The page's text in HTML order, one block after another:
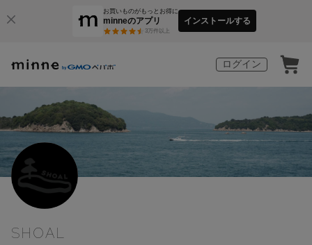
お買いものがもっとお得に
minneのアプリ
3万件以上
インストールする
ログイン
SHOAL